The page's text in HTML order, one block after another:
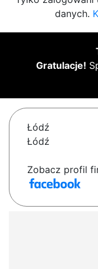
danych.
Gratulacje!
Łódź
Łódź
Zobacz profil